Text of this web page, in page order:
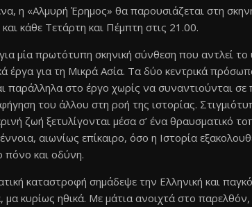
η «Αλμυρή Έρημος» θα παρουσιάζεται στη
κάθε Τετάρτη και Πέμπτη στις 21.00.
μία πρωτότυπη σκηνική σύνθεση που αντλεί
έργα για τη Μικρά Ασία. Τα δύο κεντρικά
παράλληλα στο έργο χωρίς να συναντιούνται
του άλλου στη ροή της ιστορίας.
ζωή ξετυλίγονται μέσα σ’ ένα θραυσματικό
αιωνίως επίκαιρο, όσο η Ιστορία
και οδύνη.
καταστροφή σημάδεψε την Ελληνική και
μα κυρίως ηθικά. Με μάτια ανοιχτά στο